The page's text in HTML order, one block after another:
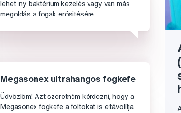
lehet iny baktérium kezelés vagy van más
megoldás a fogak erösitésére
Megasonex ultrahangos fogkefe
Üdvözlöm! Azt szeretném kérdezni, hogy a
Megasonex fogkefe a foltokat is eltávolítja